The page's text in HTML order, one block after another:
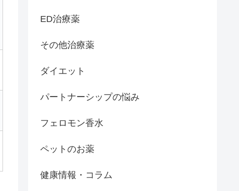
ED治療薬
その他治療薬
ダイエット
パートナーシップの悩み
フェロモン香水
ペットのお薬
健康情報・コラム